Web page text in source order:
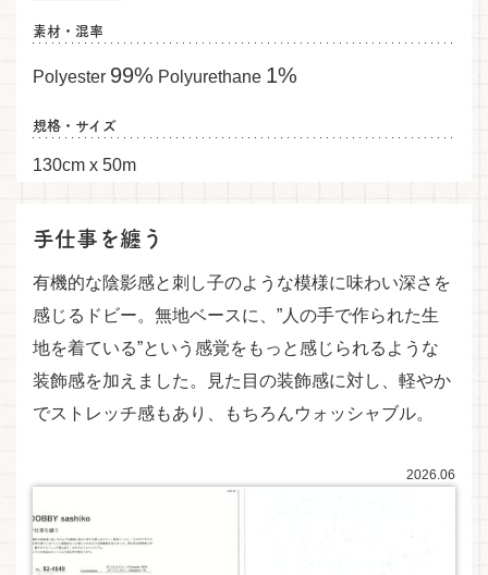
素材・混率
Polyester 99% Polyurethane 1%
規格・サイズ
130cm x 50m
手仕事を纏う
有機的な陰影感と刺し子のような模様に味わい深さを
感じるドビー。無地ベースに、”人の手で作られた生
地を着ている”という感覚をもっと感じられるような
装飾感を加えました。見た目の装飾感に対し、軽やか
でストレッチ感もあり、もちろんウォッシャブル。
2026.06